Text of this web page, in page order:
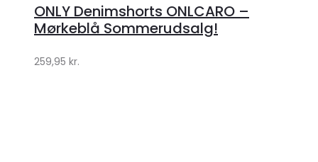
Klædeskabet.dk
ONLY Denimshorts ONLCARO –
Mørkeblå Sommerudsalg!
259,95 kr.